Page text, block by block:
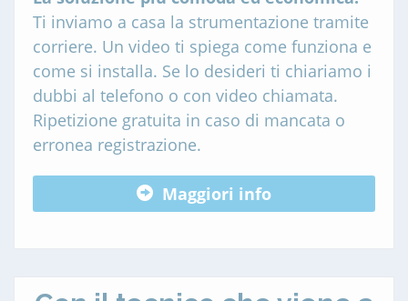
Ti inviamo a casa la strumentazione tramite
corriere. Un video ti spiega come funziona e
come si installa. Se lo desideri ti chiariamo i
dubbi al telefono o con video chiamata.
Ripetizione gratuita in caso di mancata o
erronea registrazione.
Maggiori info